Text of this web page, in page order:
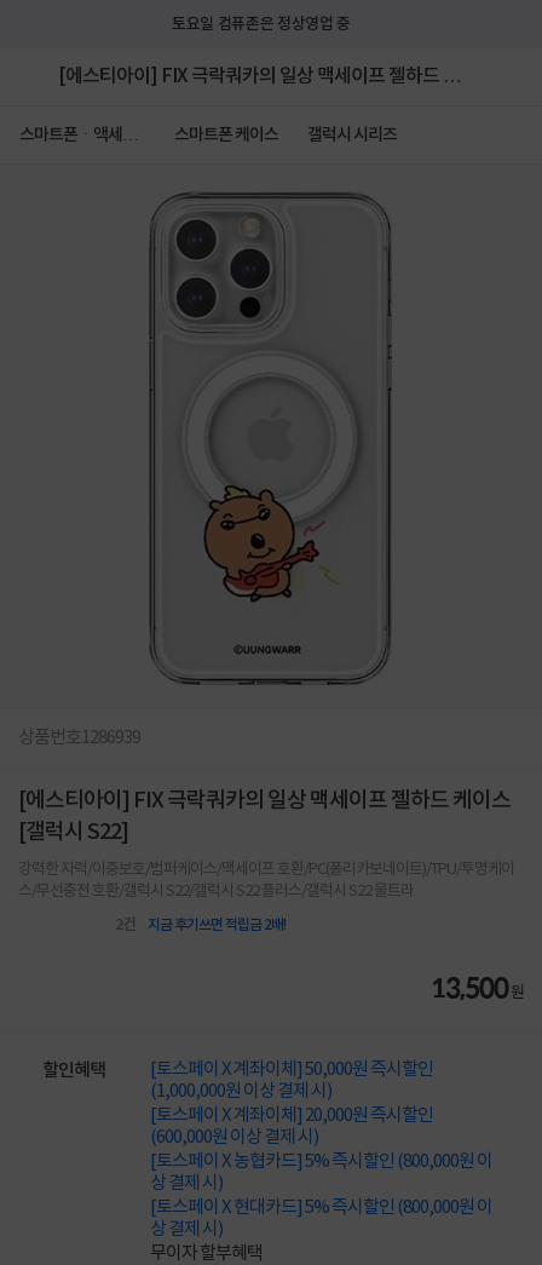
토요일 컴퓨존은 정상영업 중
[에스티아이] FIX 극락쿼카의 일상 맥세이프 젤하드 케
스마트폰ㆍ액세서
스마트폰 케이스 갤럭시 시리즈
상품번호1286939
[에스티아이] FIX 극락쿼카의 일상 맥세이프 젤하드 케이스
[갤럭시 S22]
강력한 자력/이중보호/범퍼케이스/맥세이프 호환/PC(폴리카보네이트)/TPU/투명케이
스/무선충전 호환/갤럭시 S22/갤럭시 S22 플러스/갤럭시 S22 울트라
2건 지금 후기쓰면 적립금 2배!
13,500원
할인혜택
[토스페이 X 계좌이체] 50,000원 즉시할인
(1,000,000원 이상 결제 시)
[토스페이 X 계좌이체] 20,000원 즉시할인
(600,000원 이상 결제 시)
[토스페이 X 농협카드] 5% 즉시할인 (800,000원 이
상 결제 시)
[토스페이 X 현대카드] 5% 즉시할인 (800,000원 이
상 결제 시)
무이자 할부혜택